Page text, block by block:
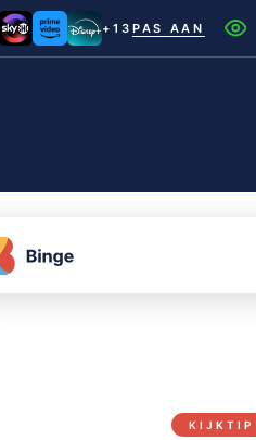
+13 PAS AAN
Netflix
KIJKTIP